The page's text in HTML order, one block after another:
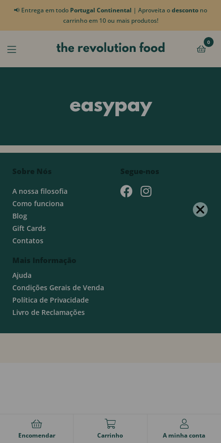
📢 Entrega em todo Portugal Continental | Aproveita odesconto no
carrinho em 10 ou mais produtos!
0
easypay
Sobre Nós
A nossa filosofia
Como funciona
Blog
Gift Cards
Contatos
Mais Informação
Ajuda
Condições Gerais de Venda
Política de Privacidade
Livro de Reclamações
Segue-nos
Encomendar Carrinho A minha conta